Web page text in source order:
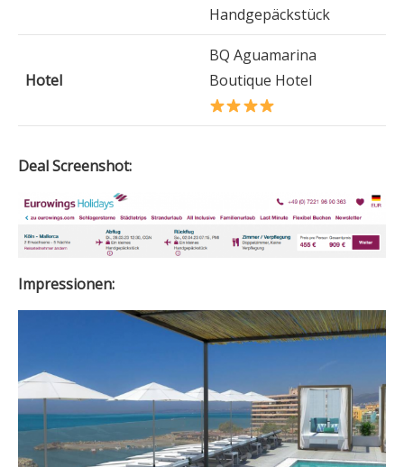
Handgepäckstück
Hotel
BQ Aguamarina
Boutique Hotel
Deal Screenshot:
Impressionen: